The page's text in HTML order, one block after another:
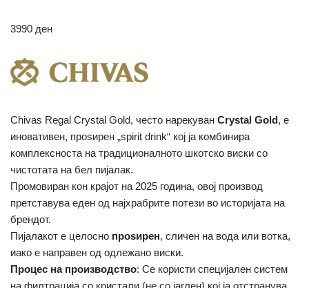
3990 ден
Chivas Regal Crystal Gold, често нарекуван Crystal Gold, е
иновативен, проѕирен „spirit drink“ кој ја комбинира
комплексноста на традиционалното шкотско виски со
чистотата на бел пијалак.
Промовиран кон крајот на 2025 година, овој производ
претставува еден од најхрабрите потези во историјата на
брендот.
Пијалакот е целосно проѕирен, сличен на вода или вотка,
иако е направен од одлежано виски.
Процес на производство: Се користи специјален систем
на филтрација со кристали (не со јаглен) кој ја отстранува